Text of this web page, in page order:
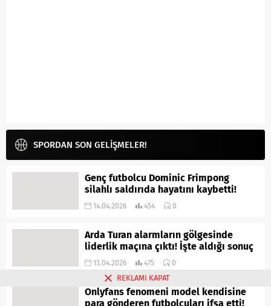
SPORDAN SON GELİŞMELER!
Genç futbolcu Dominic Frimpong
silahlı saldırıda hayatını kaybetti!
14.04.2026 454 0
Arda Turan alarmların gölgesinde
liderlik maçına çıktı! İşte aldığı sonuç
13.04.2026 475 0
Onlyfans fenomeni model kendisine
para gönderen futbolcuları ifşa etti!
REKLAMI KAPAT